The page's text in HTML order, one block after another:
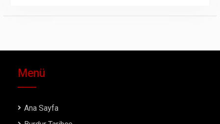
Menü
Ana Sayfa